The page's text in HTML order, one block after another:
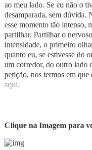
ao meu lado. Se eu não o
desamparada, sem dúvida.
esse momento tão intenso,
partilhar. Partilhar o
intensidade, o primeiro
quanto eu, se estivesse do
um corredor, do outro lado
petição, nos termos em que
aqui.
Clique na Imagem para